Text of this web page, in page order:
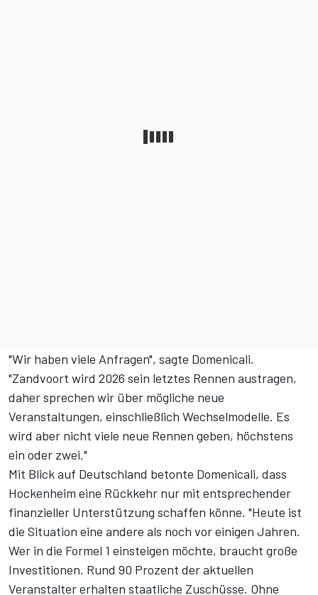
"Wir haben viele Anfragen", sagte Domenicali.
"Zandvoort wird 2026 sein letztes Rennen austragen,
daher sprechen wir über mögliche neue
Veranstaltungen, einschließlich Wechselmodelle. Es
wird aber nicht viele neue Rennen geben, höchstens
ein oder zwei."
Mit Blick auf Deutschland betonte Domenicali, dass
Hockenheim eine Rückkehr nur mit entsprechender
finanzieller Unterstützung schaffen könne. "Heute ist
die Situation eine andere als noch vor einigen Jahren.
Wer in die Formel 1 einsteigen möchte, braucht große
Investitionen. Rund 90 Prozent der aktuellen
Veranstalter erhalten staatliche Zuschüsse. Ohne